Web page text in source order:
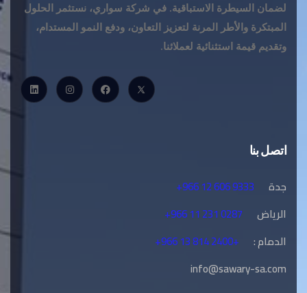
لضمان السيطرة الاستباقية. في شركة سواري، نستثمر الحلول
المبتكرة والأطر المرنة لتعزيز التعاون، ودفع النمو المستدام،
وتقديم قيمة استثنائية لعملائنا.
اتصل بنا
جدة
+966 12 606 9333
الرياض
+966 11 231 0287
الدمام :
+966 13 814 2400+
info@sawary-sa.com